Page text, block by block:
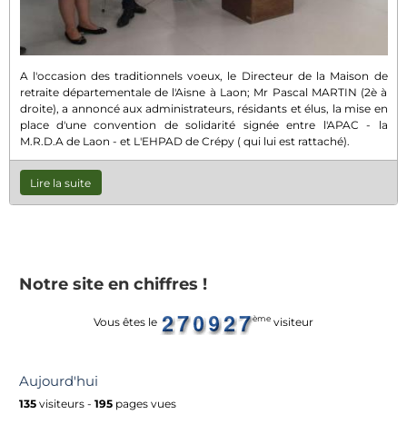
A l'occasion des traditionnels voeux, le Directeur de la Maison de
retraite départementale de l'Aisne à Laon; Mr Pascal MARTIN (2è à
droite), a annoncé aux administrateurs, résidants et élus, la mise en
place d'une convention de solidarité signée entre l'APAC - la
M.R.D.A de Laon - et L'EHPAD de Crépy ( qui lui est rattaché).
Lire la suite
Notre site en chiffres !
Vous êtes le ème visiteur
Aujourd'hui
135 visiteurs - 195 pages vues